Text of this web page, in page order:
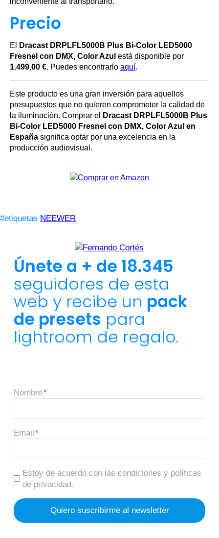
Precio
El
Dracast DRPLFL5000B Plus Bi-Color LED5000
Fresnel con DMX, Color Azul está disponible por
1.499,00 €. Puedes encontrarlo aquí.
Este producto es una gran inversión para aquellos
presupuestos que no quieren comprometer la calidad de
la iluminación. Comprar el
Dracast DRPLFL5000B Plus
Bi-Color LED5000 Fresnel con DMX, Color Azul en
España significa optar por una excelencia en la
producción audiovisual.
#etiquetas NEEWER
Únete a + de 18.345
seguidores de esta
web y recibe un pack
de presets para
lightroom de regalo.
Nombre
Email
Estoy de acuerdo con las condiciones y políticas
de privacidad.